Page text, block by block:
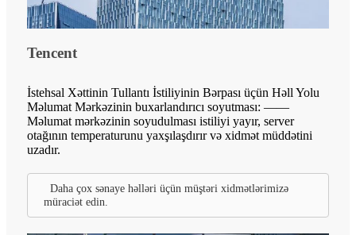
Tencent
İstehsal Xəttinin Tullantı İstiliyinin Bərpası üçün Həll Yolu
Məlumat Mərkəzinin buxarlandırıcı soyutması: ——
Məlumat mərkəzinin soyudulması istiliyi yayır, server
otağının temperaturunu yaxşılaşdırır və xidmət müddətini
uzadır.
Daha çox sənaye həlləri üçün müştəri xidmətlərimizə
müraciət edin.